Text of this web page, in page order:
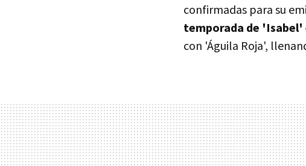
confirmadas para su
temporada de 'Isabel'
con 'Águila Roja',